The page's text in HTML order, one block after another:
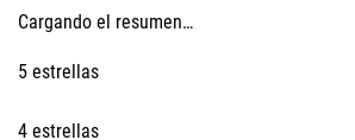
Cargando el resumen…
5 estrellas
4 estrellas